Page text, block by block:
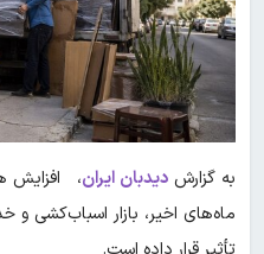
به گزارش دیدبان ایران، افزایش
ماه‌های اخیر، بازار اسباب‌کشی